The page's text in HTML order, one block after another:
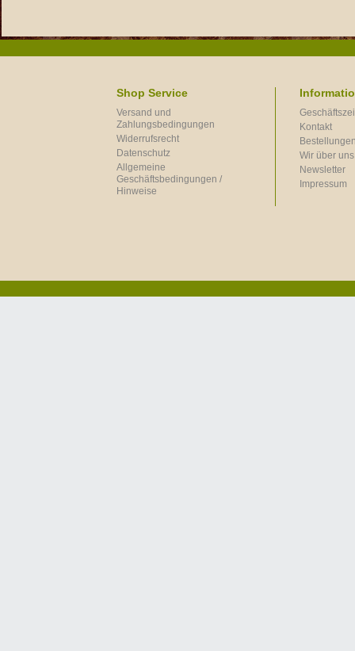
Shop Service
Versand und
Zahlungsbedingungen
Widerrufsrecht
Datenschutz
Allgemeine
Geschäftsbedingungen /
Hinweise
Kontakt
Wir über uns
Newsletter
Impressum